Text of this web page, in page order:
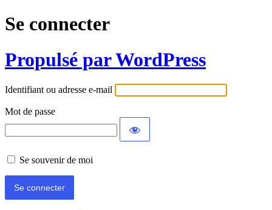
Se connecter
Propulsé par WordPress
Identifiant ou adresse e-mail
Mot de passe
Se souvenir de moi